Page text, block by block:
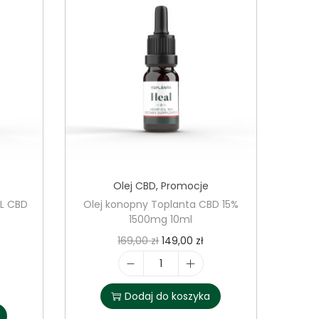
CBD
Olej CBD, Promocje
Olej konopny Toplanta CBD 15%
1500mg 10ml
169,00złP
i
e
r
149,00 złA
t
u
l
o
Dodaj do koszyka